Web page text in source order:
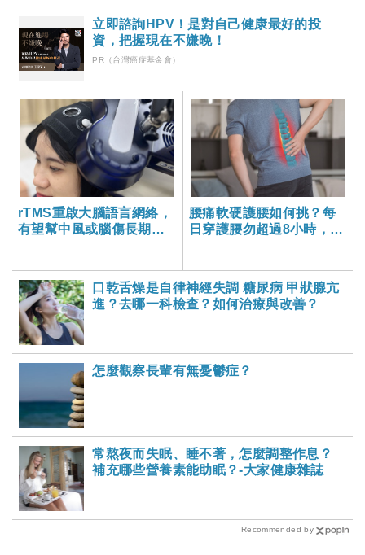
立即諮詢HPV！是對自己健康最好的投
資，把握現在不嫌晚！
PR（台灣癌症基金會）
rTMS重啟大腦語言網絡，
有望幫中風或腦傷長期失
腰痛軟硬護腰如何挑？每
日穿護腰勿超過8小時，6
口乾舌燥是自律神經失調 糖尿病 甲狀腺亢
進？去哪一科檢查？如何治療與改善？
怎麼觀察長輩有無憂鬱症？
常熬夜而失眠、睡不著，怎麼調整作息？
補充哪些營養素能助眠？-大家健康雜誌
Recommended by